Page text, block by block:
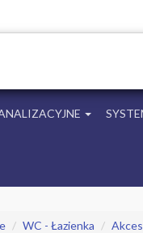
WC - Łazienka